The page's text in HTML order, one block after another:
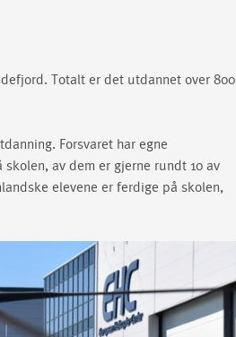
Totalt er det utdannet over 800
Forsvaret har egne
av dem er gjerne rundt 10 av
elevene er ferdige på skolen,